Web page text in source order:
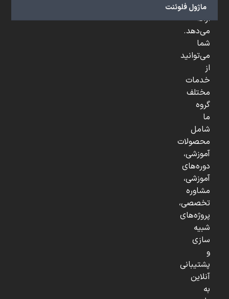
ماژول فلوئنت
...
ارائه
می‌دهد.
شما
می‌توانید
از
خدمات
مختلف
گروه
ما
شامل
محصولات
آموزشی،
دوره‌های
آموزشی،
مشاوره
تخصصی،
پروژه‌های
شبیه
سازی
و
پشتیبانی
آنلاین
به